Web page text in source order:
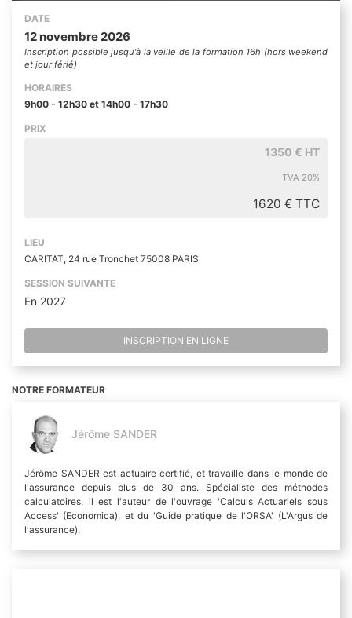
DATE
12 novembre 2026
Inscription possible jusqu'à la veille de la formation 16h (hors weekend
et jour férié)
HORAIRES
9h00 - 12h30 et 14h00 - 17h30
PRIX
1350 € HT
TVA 20%
1620 € TTC
LIEU
CARITAT, 24 rue Tronchet 75008 PARIS
SESSION SUIVANTE
En 2027
INSCRIPTION EN LIGNE
NOTRE FORMATEUR
Jérôme SANDER
Jérôme SANDER est actuaire certifié, et travaille dans le monde de
l'assurance depuis plus de 30 ans. Spécialiste des méthodes
calculatoires, il est l'auteur de l'ouvrage 'Calculs Actuariels sous
Access' (Economica), et du 'Guide pratique de l'ORSA' (L'Argus de
l'assurance).